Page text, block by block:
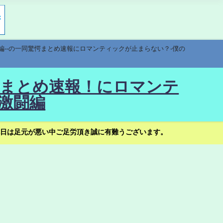
の一同驚愕まとめ速報にロマンティックが止まらない？-僕の
とめ速報！にロマンテ
闘編
足元が悪い中ご足労頂き誠に有難うございます。